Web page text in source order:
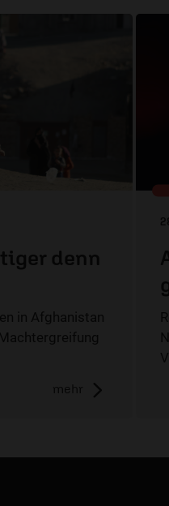
denn
in Afghanistan
mehr